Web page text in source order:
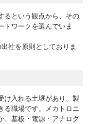
るという観点から、その
トワークを選んでいま
社を原則としておりま
け入れる土壌があり、製
る職場です。メカトロニ
、基板・電源・アナログ